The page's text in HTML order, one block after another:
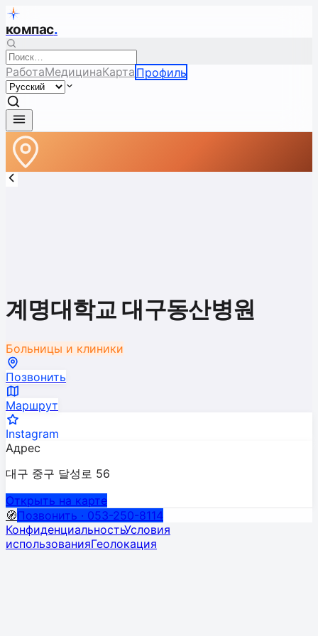
компас.
РаботаМедицинаКарта Профиль
계명대학교 대구동산병원
Больницы и клиники
Позвонить
Маршрут
Instagram
Адрес
대구 중구 달성로 56
Открыть на карте
🧭Позвонить · 053-250-8114
КонфиденциальностьУсловия
использованияГеолокация